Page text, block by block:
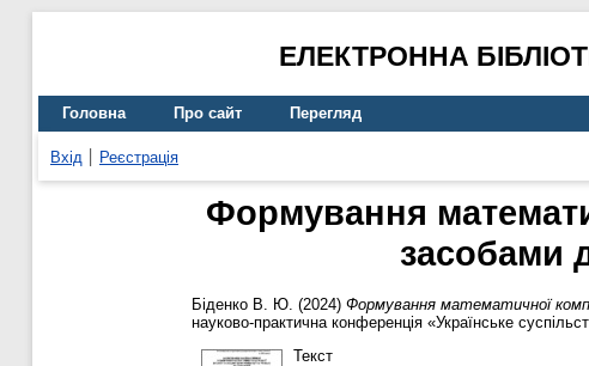
ЕЛЕКТРОННА
Головна Про сайт Перегляд
Вхід Реєстрація
Формування
засобами
Біденко В. Ю. (2024) Формування математичної
науково-практична конференція «Українське
Текст